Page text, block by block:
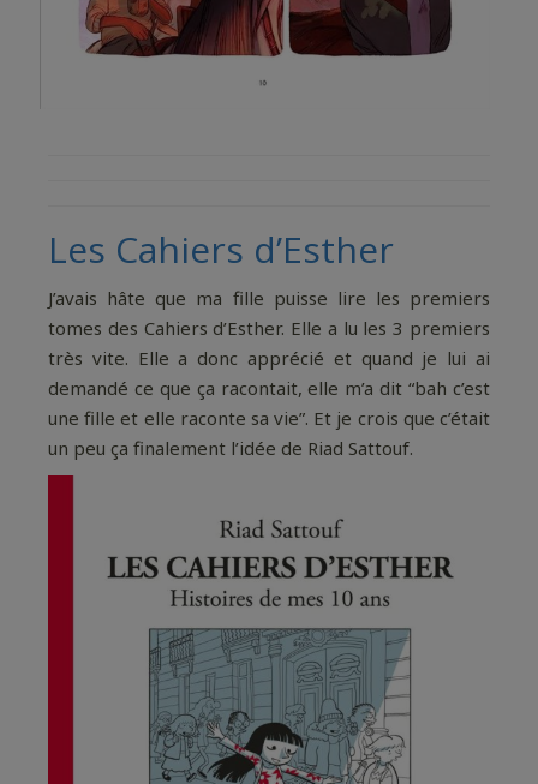
Les Cahiers d’Esther
J’avais hâte que ma fille puisse lire les premiers
tomes des Cahiers d’Esther. Elle a lu les 3 premiers
très vite. Elle a donc apprécié et quand je lui ai
demandé ce que ça racontait, elle m’a dit “bah c’est
une fille et elle raconte sa vie”. Et je crois que c’était
un peu ça finalement l’idée de Riad Sattouf.